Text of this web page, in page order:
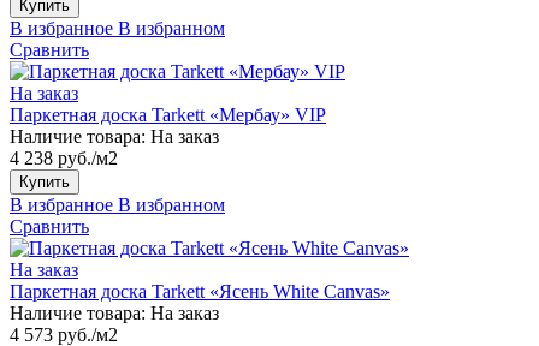
Купить
В избранное В избранном
Сравнить
На заказ
Паркетная доска Tarkett «Мербау» VIP
Наличие товара: На заказ
4 238 руб./м2
Купить
В избранное В избранном
Сравнить
На заказ
Паркетная доска Tarkett «Ясень White Canvas»
Наличие товара: На заказ
4 573 руб./м2